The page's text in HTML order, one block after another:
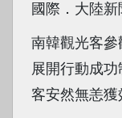
國際．大陸新
南韓觀光客
展開行動成
客安然無恙獲